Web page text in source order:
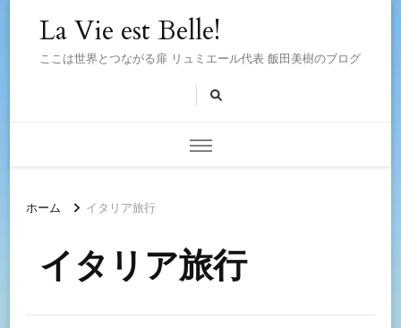
La Vie est Belle!
ここは世界とつながる扉 リュミエール代表 飯田美樹のブログ
ホーム イタリア旅行
イタリア旅行